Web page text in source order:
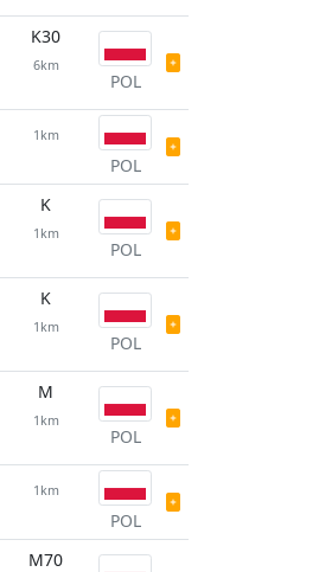
K30
6km
POL
1km
POL
K
1km
POL
K
1km
POL
M
1km
POL
1km
POL
M70